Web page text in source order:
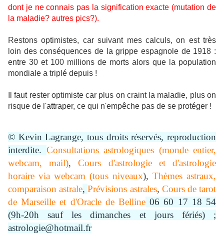
dont je ne connais pas la signification exacte (mutation de
la maladie? autres pics?).
Restons optimistes, car suivant mes calculs, on est très
loin des conséquences de la grippe espagnole de 1918 :
entre 30 et 100 millions de morts alors que la population
mondiale a triplé depuis !
Il faut rester optimiste car plus on craint la maladie, plus on
risque de l'attraper, ce qui n'empêche pas de se protéger !
© Kevin Lagrange, tous droits réservés, reproduction
interdite. Consultations astrologiques (monde entier,
webcam, mail),Cours d'astrologie et d'astrologie
horaire via webcam (tous niveaux), Thèmes astraux,
comparaison astrale,Prévisions astrales, Cours de tarot
de Marseille et d'Oracle de Belline 06 60 17 18 54
(9h-20h sauf les dimanches et jours fériés) ;
astrologie@hotmail.fr